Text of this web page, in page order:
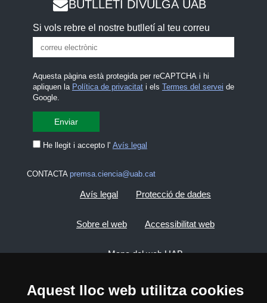
Aquest lloc web utilitza cookies
BUTLLETÍ DIVULGA UAB
Si vols rebre el nostre butlletí al teu correu
Aquesta pàgina està protegida per reCAPTCHA i hi
apliquen la Política de privacitati els Termes del servei de
Google.
He llegit i accepto l' Avís legal
CONTACTA premsa.ciencia@uab.cat
Avís legal Protecció de dades
Sobre el web Accessibilitat web
Mapa del web UAB
2026 Divulga UAB - Creative Commons